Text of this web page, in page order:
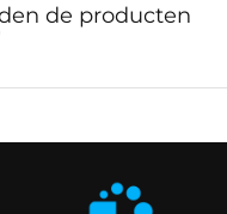
de producten